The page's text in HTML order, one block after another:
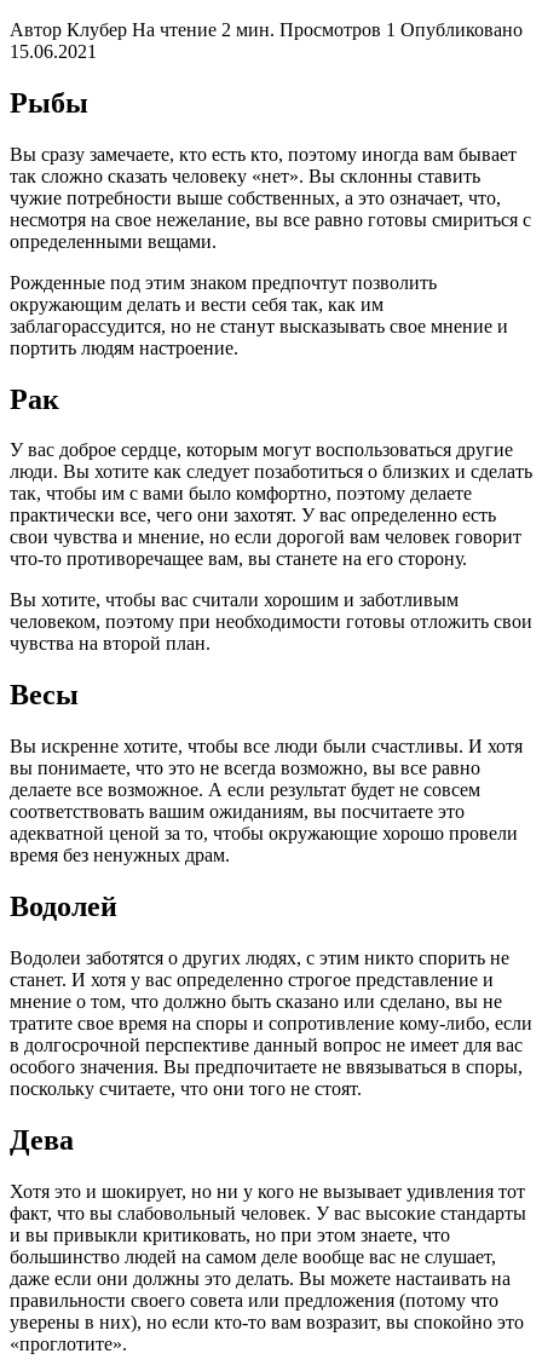
Автор Клубер На чтение 2 мин. Просмотров 1 Опубликовано
15.06.2021
Рыбы
Вы сразу замечаете, кто есть кто, поэтому иногда вам бывает
так сложно сказать человеку «нет». Вы склонны ставить
чужие потребности выше собственных, а это означает, что,
несмотря на свое нежелание, вы все равно готовы смириться с
определенными вещами.
Рожденные под этим знаком предпочтут позволить
окружающим делать и вести себя так, как им
заблагорассудится, но не станут высказывать свое мнение и
портить людям настроение.
Рак
У вас доброе сердце, которым могут воспользоваться другие
люди. Вы хотите как следует позаботиться о близких и сделать
так, чтобы им с вами было комфортно, поэтому делаете
практически все, чего они захотят. У вас определенно есть
свои чувства и мнение, но если дорогой вам человек говорит
что-то противоречащее вам, вы станете на его сторону.
Вы хотите, чтобы вас считали хорошим и заботливым
человеком, поэтому при необходимости готовы отложить свои
чувства на второй план.
Весы
Вы искренне хотите, чтобы все люди были счастливы. И хотя
вы понимаете, что это не всегда возможно, вы все равно
делаете все возможное. А если результат будет не совсем
соответствовать вашим ожиданиям, вы посчитаете это
адекватной ценой за то, чтобы окружающие хорошо провели
время без ненужных драм.
Водолей
Водолеи заботятся о других людях, с этим никто спорить не
станет. И хотя у вас определенно строгое представление и
мнение о том, что должно быть сказано или сделано, вы не
тратите свое время на споры и сопротивление кому-либо, если
в долгосрочной перспективе данный вопрос не имеет для вас
особого значения. Вы предпочитаете не ввязываться в споры,
поскольку считаете, что они того не стоят.
Дева
Хотя это и шокирует, но ни у кого не вызывает удивления тот
факт, что вы слабовольный человек. У вас высокие стандарты
и вы привыкли критиковать, но при этом знаете, что
большинство людей на самом деле вообще вас не слушает,
даже если они должны это делать. Вы можете настаивать на
правильности своего совета или предложения (потому что
уверены в них), но если кто-то вам возразит, вы спокойно это
«проглотите».